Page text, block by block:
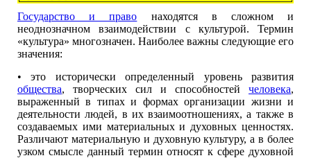
Государство и право находятся в сложном и
неоднозначном взаимодействии с культурой. Термин
«культура» многозначен. Наиболее важны следующие его
значения:
• это исторически определенный уровень развития
общества, творческих сил и способностей человека,
выраженный в типах и формах организации жизни и
деятельности людей, в их взаимоотношениях, а также в
создаваемых ими материальных и духовных ценностях.
Различают материальную и духовную культуру, а в более
узком смысле данный термин относят к сфере духовной